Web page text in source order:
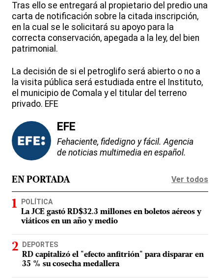
Tras ello se entregará al propietario del predio una
carta de notificación sobre la citada inscripción,
en la cual se le solicitará su apoyo para la
correcta conservación, apegada a la ley, del bien
patrimonial.
La decisión de si el petroglifo será abierto o no a
la visita pública será estudiada entre el Instituto,
el municipio de Comala y el titular del terreno
privado. EFE
EFE
Fehaciente, fidedigno y fácil. Agencia
de noticias multimedia en español.
EN PORTADA Ver todos
POLÍTICA
La JCE gastó RD$32.3 millones en boletos aéreos y
viáticos en un año y medio
DEPORTES
RD capitalizó el "efecto anfitrión" para disparar en
35 % su cosecha medallera